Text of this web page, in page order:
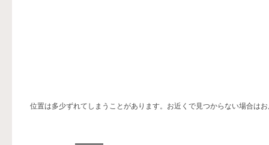
位置は多少ずれてしまうことがあります。お近くで見つからない場合は